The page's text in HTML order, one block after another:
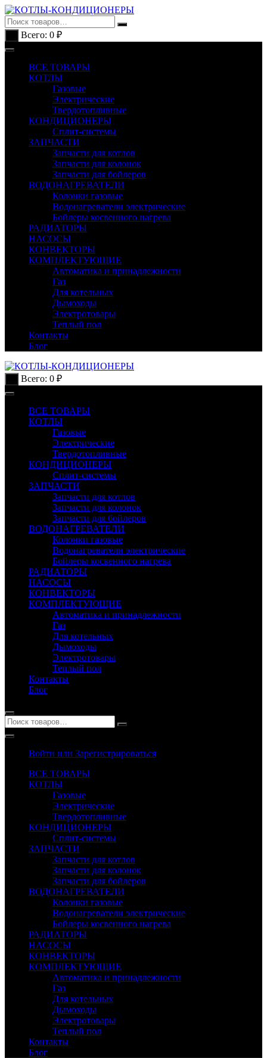
Перейти
к
содержимому
Всего: 0 ₽
ВСЕ ТОВАРЫ
КОТЛЫ
Газовые
Электрические
Твердотопливные
КОНДИЦИОНЕРЫ
Сплит-системы
ЗАПЧАСТИ
Запчасти для котлов
Запчасти для колонок
Запчасти для бойлеров
ВОДОНАГРЕВАТЕЛИ
Колонки газовые
Водонагреватели электрические
Бойлеры косвенного нагрева
РАДИАТОРЫ
НАСОСЫ
КОНВЕКТОРЫ
КОМПЛЕКТУЮЩИЕ
Автоматика и принадлежности
Газ
Для котельных
Дымоходы
Электротовары
Теплый пол
Контакты
Блог
Всего: 0 ₽
ВСЕ ТОВАРЫ
КОТЛЫ
Газовые
Электрические
Твердотопливные
КОНДИЦИОНЕРЫ
Сплит-системы
ЗАПЧАСТИ
Запчасти для котлов
Запчасти для колонок
Запчасти для бойлеров
ВОДОНАГРЕВАТЕЛИ
Колонки газовые
Водонагреватели электрические
Бойлеры косвенного нагрева
РАДИАТОРЫ
НАСОСЫ
КОНВЕКТОРЫ
КОМПЛЕКТУЮЩИЕ
Автоматика и принадлежности
Газ
Для котельных
Дымоходы
Электротовары
Теплый пол
Контакты
Блог
Войти или Зарегистрироваться
ВСЕ ТОВАРЫ
КОТЛЫ
Газовые
Электрические
Твердотопливные
КОНДИЦИОНЕРЫ
Сплит-системы
ЗАПЧАСТИ
Запчасти для котлов
Запчасти для колонок
Запчасти для бойлеров
ВОДОНАГРЕВАТЕЛИ
Колонки газовые
Водонагреватели электрические
Бойлеры косвенного нагрева
РАДИАТОРЫ
НАСОСЫ
КОНВЕКТОРЫ
КОМПЛЕКТУЮЩИЕ
Автоматика и принадлежности
Газ
Для котельных
Дымоходы
Электротовары
Теплый пол
Контакты
Блог